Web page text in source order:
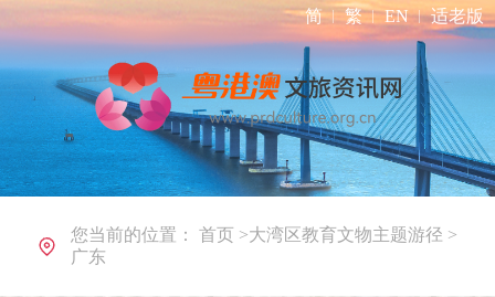
简 繁 EN 适老版
您当前的位置： 首页 >大湾区教育文物主题游径 >
广东